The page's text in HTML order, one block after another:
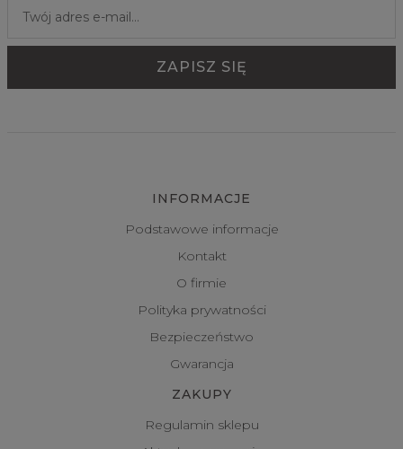
INFORMACJE
Podstawowe informacje
Kontakt
O firmie
Polityka prywatności
Bezpieczeństwo
Gwarancja
ZAKUPY
Regulamin sklepu